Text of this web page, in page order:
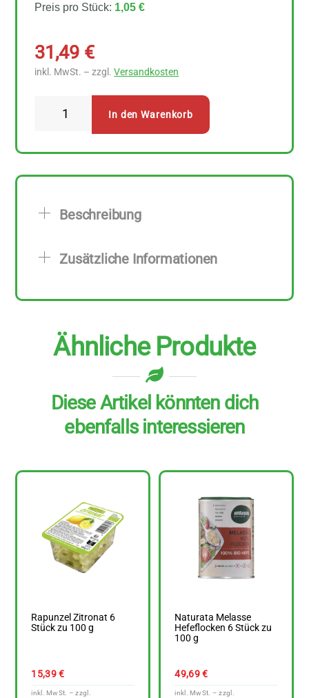
Preis pro Stück: 1,05 €
31,49 €
inkl. MwSt. – zzgl.Versandkosten
zu
Menge
In den Warenkorb
Beschreibung
Zusätzliche Informationen
Ähnliche Produkte
Diese Artikel könnten dich
ebenfalls interessieren
Rapunzel Zitronat 6
Stück zu 100 g
15,39€
Naturata Melasse
Hefeflocken 6 Stück zu
100 g
49,69€